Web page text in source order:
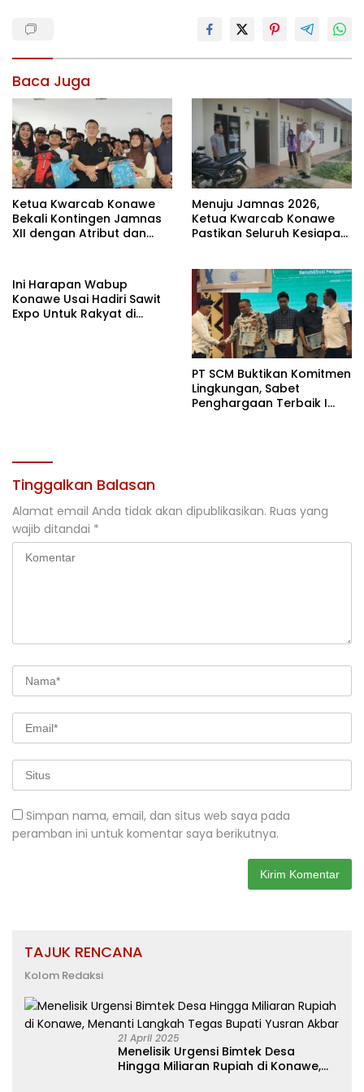
Baca Juga
Ketua Kwarcab Konawe
Bekali Kontingen Jamnas
XII dengan Atribut dan
Menuju Jamnas 2026,
Ketua Kwarcab Konawe
Pastikan Seluruh Kesiapan
Ini Harapan Wabup
Konawe Usai Hadiri Sawit
Expo Untuk Rakyat di
PT SCM Buktikan Komitmen
Lingkungan, Sabet
Penghargaan Terbaik I
Tinggalkan Balasan
Alamat email Anda tidak akan dipublikasikan. Ruas yang
wajib ditandai *
Simpan nama, email, dan situs web saya pada
peramban ini untuk komentar saya berikutnya.
TAJUK RENCANA
Kolom Redaksi
21 April 2025
Menelisik Urgensi Bimtek Desa
Hingga Miliaran Rupiah di Konawe,